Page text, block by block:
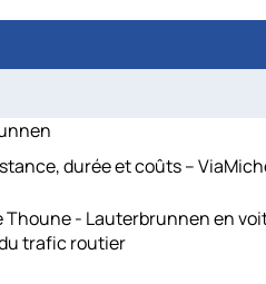
durée et coûts –
- Lauterbrunnen en
trafic routier